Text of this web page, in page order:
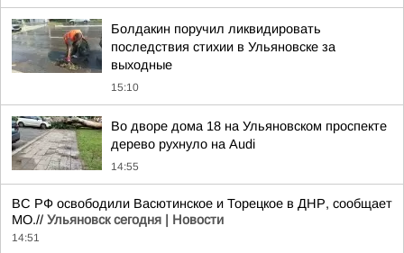
Болдакин поручил ликвидировать
последствия стихии в Ульяновске за
выходные
15:10
Во дворе дома 18 на Ульяновском проспекте
дерево рухнуло на Audi
14:55
ВС РФ освободили Васютинское и Торецкое в ДНР, сообщает
МО.// Ульяновск сегодня | Новости
14:51